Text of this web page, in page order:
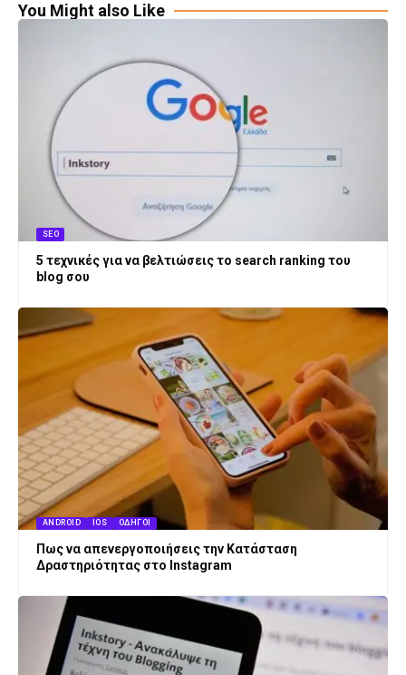
You Might also Like
SEO
5 τεχνικές για να βελτιώσεις το search ranking του
blog σου
ANDROID IOS ΟΔΗΓΟΊ
Πως να απενεργοποιήσεις την Κατάσταση
Δραστηριότητας στο Instagram